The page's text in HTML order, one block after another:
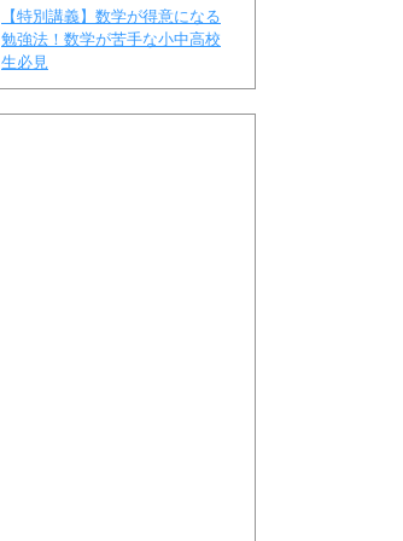
【特別講義】数学が得意になる
勉強法！数学が苦手な小中高校
生必見